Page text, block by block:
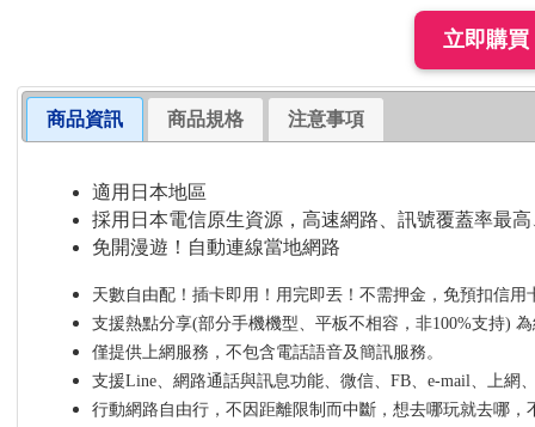
商品資訊 商品規格 注意事項
適用日本地區
採用日本電信原生資源，高速網路、訊號覆蓋率最
免開漫遊！自動連線當地網路
天數自由配！插卡即用！用完即丟！不需押金，免預扣信用
支援熱點分享(部分手機機型、平板不相容，非100%支持)
僅提供上網服務，不包含電話語音及簡訊服務。
支援Line、網路通話與訊息功能、微信、FB、e-mail、上網
行動網路自由行，不因距離限制而中斷，想去哪玩就去哪，